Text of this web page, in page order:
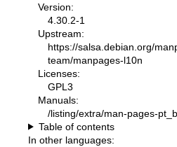
Version:
4.30.2-1
Upstream:
https://salsa.debian.org/
team/manpages-l10n
Licenses:
GPL3
Manuals:
/listing/extra/man-pages-
Table of contents
In other languages: